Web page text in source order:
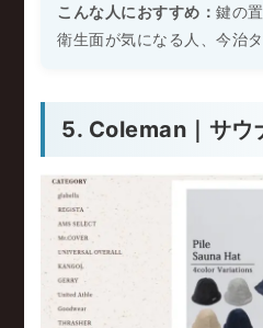
こんな人におすすめ：鍵の
衛生面が気になる人、今治
5. Coleman｜サウ